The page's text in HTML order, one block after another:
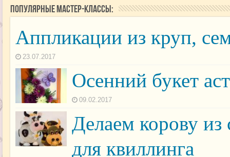
Популярные мастер-классы:
Аппликации из круп,
23.07.2017
Осенний букет
09.02.2017
Делаем корову из
для квиллинга